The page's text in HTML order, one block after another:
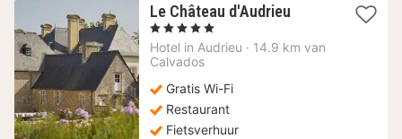
Le Château d'Audrieu1
vanaf
, 5 Sterren
Hotel in Audrieu · 14.9 km van
Calvados
Gratis Wi-Fi
Restaurant
Fietsverhuur